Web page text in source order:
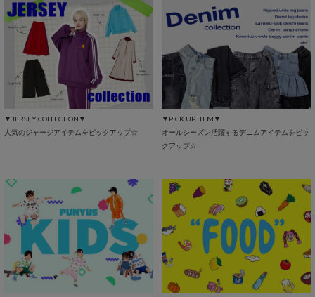
▼JERSEY COLLECTION▼
人気のジャージアイテムをピックアップ☆
▼PICK UP ITEM▼
オールシーズン活躍するデニムアイテムをピッ
クアップ☆